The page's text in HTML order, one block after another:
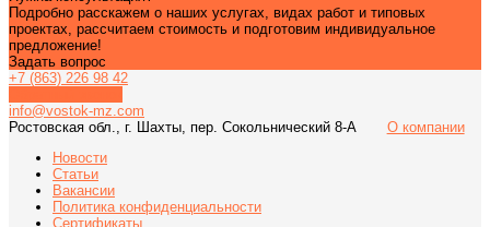
Подробно расскажем о наших услугах, видах работ и типовых
проектах, рассчитаем стоимость и подготовим индивидуальное
предложение!
Задать вопрос
+7 (863) 226 98 42
info@vostok-mz.com
Ростовская обл., г. Шахты, пер. Сокольнический 8-А
О компании
Новости
Статьи
Вакансии
Политика конфиденциальности
Сертификаты